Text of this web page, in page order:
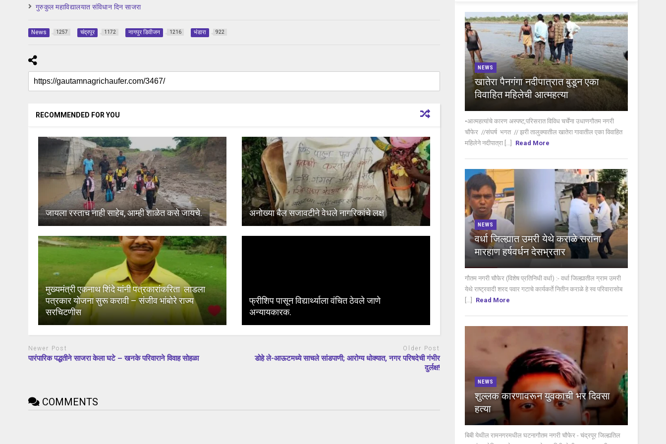
गुरुकुल महाविद्यालयात संविधान दिन साजरा
News 1257 चंद्रपूर 1172 नागपुर डिवीजन 1216 भंडारा 922
RECOMMENDED FOR YOU
जायला रस्ताच नाही साहेब, आम्ही शाळेत कसे जायचे. अनोख्या बैल सजावटीने वेधले नागरिकांचे लक्ष
मुख्यमंत्री एकनाथ शिंदे यांनी पत्रकारांकरिता लाडला
पत्रकार योजना सुरू करावी – संजीव भांबोरे राज्य
सरचिटणीस
फ्रीशिप पासून विद्यार्थ्याला वंचित ठेवले जाणे
अन्यायकारक.
Newer Post
पारंपारिक पद्धतीने साजरा केला घटे – खनके परिवाराने विवाह सोहळा
Older Post
डोहे ले-आऊटमध्ये साचले सांडपाणी; आरोग्य धोक्यात, नगर परिषदेची गंभीर
दुर्लक्ष!
COMMENTS
NEWS
खातेरा पैनगंगा नदीपात्रात बुडून एका
विवाहित महिलेची आत्महत्या
•आत्महत्यांचे कारण अस्पष्ट,परिसरात विविध चर्चेंना उधाणगौतम नगरी
चौफेर //संघर्ष भगत // झरी तालुक्यातील खातेरा गावातील एका विवाहित
महिलेने नदीपात्रा [...]
Read More
NEWS
वर्धा जिल्ह्यात उमरी येथे कराळे सरांना
मारहाण हर्षवर्धन देसभ्रतार
गौतम नगरी चौफेर (विशेष प्रतिनिधी वर्धा) :- वर्धा जिल्ह्यातील ग्राम उमरी
येथे राष्ट्रवादी शरद पवार गटाचे कार्यकर्ते नितीन कराळे हे स्व परिवारासोब
Read More
NEWS
शुल्लक कारणावरून युवकाची भर दिवसा
हत्या
बिबी येथील रामनगरमधील घटनागौतम नगरी चौफेर - चंद्रपूर जिल्ह्यतिल